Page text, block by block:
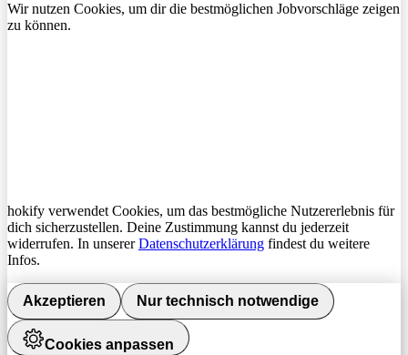
Wir nutzen Cookies, um dir die bestmöglichen Jobvorschläge zeigen
zu können.
hokify verwendet Cookies, um das bestmögliche Nutzererlebnis für
dich sicherzustellen. Deine Zustimmung kannst du jederzeit
widerrufen. In unsererDatenschutzerklärung findest du weitere
Infos.
Akzeptieren Nur technisch notwendige
Cookies anpassen